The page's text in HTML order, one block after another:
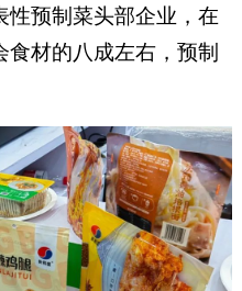
性预制菜头部企业，在
材的八成左右，预制